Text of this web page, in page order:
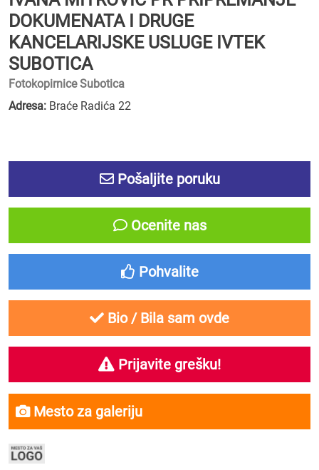
DOKUMENATA I DRUGE
KANCELARIJSKE USLUGE IVTEK
SUBOTICA
Fotokopirnice Subotica
Adresa: Braće Radića 22
Pošaljite poruku
Ocenite nas
Pohvalite
Bio / Bila sam ovde
Prijavite grešku!
Mesto za galeriju